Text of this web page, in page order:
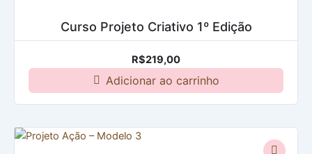
Curso Projeto Criativo 1º Edição
R$219,00
Adicionar ao carrinho